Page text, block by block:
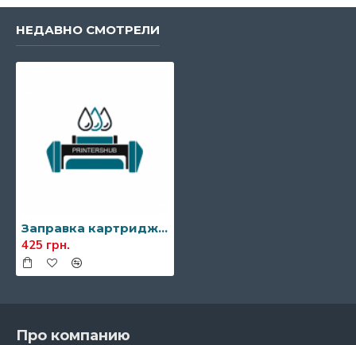
НЕДАВНО СМОТРЕЛИ
Заправка картриджа Xerox 106R01370/106R01371
425 грн.
Про компанию